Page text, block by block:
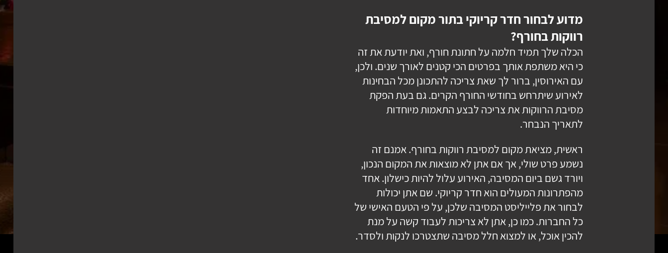
מדוע לבחור חדר קריוקי בתור מקום למסיבת
רווקות בחורף?
הכלה שלך תמיד חלמה על חתונת חורף, ואת יודעת את זה
כי היא משתפת אותך בפרטים הכי קטנים לאורך שנים. ולכן,
עם האירוסין, ברור לך שאת צריכה להתכונן מכל הבחינות
לאירוע שיתרחש בחודשי החורף הקרים. גם בעת הפקת
מסיבת הרווקות את צריכה לבצע התאמות מיוחדות
לתאריך הנבחר.
ראשית, מציאת מקום למסיבת רווקות בחורף. אמנם זה
נשמע פרט שולי, אך אם אתן לא מוצאות את המקום הנכון,
ויורד גשם ביום המסיבה, האירוע עלול להיות כישלון. אחד
מהפתרונות המעולים הוא חדר קריוקי. שם אתן יכולות
לבחור את פלייליסט המסיבה שלכן, על פי הטעם האישי של
כל החברות. כמו כן, אתן לא צריכות לעבוד קשה על מנת
להכין אוכל, או למצוא חלל מסיבה שתצטרכו לנקות ולסדר.